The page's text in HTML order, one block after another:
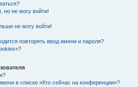
но не могу войти!
не могу войти!
повторять ввод имени и пароля?
в списке «Кто сейчас на конференции»?